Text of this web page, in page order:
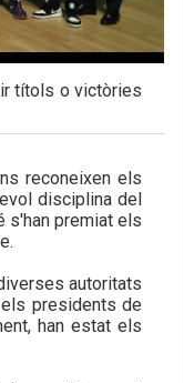
títols o victòries
reconeixen els
disciplina del
s'han premiat els
autoritats
presidents de
han estat els